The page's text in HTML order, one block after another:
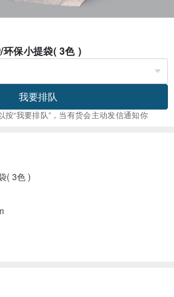
保小提袋( 3色 )
我要排队
按“我要排队”，当有货会主动发信通知你
( 3色 )